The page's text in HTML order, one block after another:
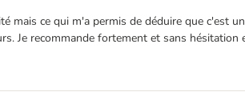
mais ce qui m'a permis de déduire que c'est
Je recommande fortement et sans hésitation